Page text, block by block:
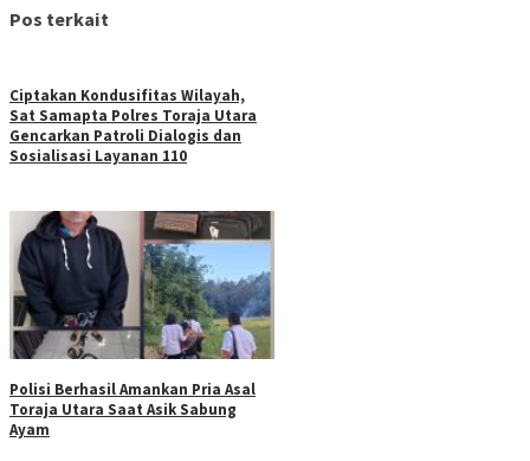
Pos terkait
Ciptakan Kondusifitas Wilayah,
Sat Samapta Polres Toraja Utara
Gencarkan Patroli Dialogis dan
Sosialisasi Layanan 110
Polisi Berhasil Amankan Pria Asal
Toraja Utara Saat Asik Sabung
Ayam